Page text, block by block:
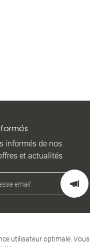
informés de nos
et actualités
utilisateur optimale. Vous